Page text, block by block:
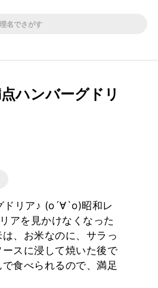
ハンバーグドリ
ドリア♪ (о´∀`о)昭和レ
アを見かけなくなった
、お米なのに、サラっ
スに浸して焼いた後で
食べられるので、満足